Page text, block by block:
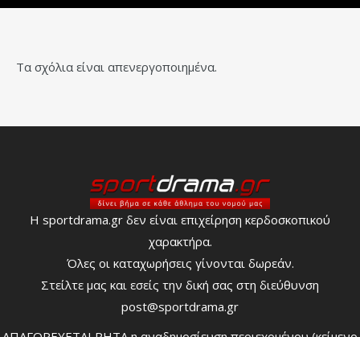
Τα σχόλια είναι απενεργοποιημένα.
Η sportdrama.gr δεν είναι επιχείρηση κερδοσκοπικού
χαρακτήρα.
Όλες οι καταχωρήσεις γίνονται δωρεάν.
Στείλτε μας και εσείς την δική σας στη διεύθυνση
post@sportdrama.gr